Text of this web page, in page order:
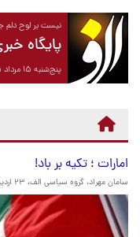
نیست بر لوح دلم
پایگاه
پنج‌شنبه ۱۵ مرداد ۱۴۰۵ برابر با ۰۶ آگوست ۲۰۲۶
امارات ؛ تکیه بر باد!
سامان مهراد، گروه سیاسی الف، ۲۳ اردیبهشت ۱۴۰۵، ۱۵:۵۸